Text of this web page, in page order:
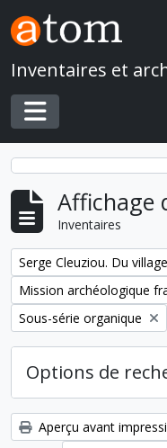
Skip to main content
Inventaires et
Toggle
Affichage
Inventaires
Remove filter:
Remove filter:
Remove filter:
Sous-série organique
Options de
Aperçu avant